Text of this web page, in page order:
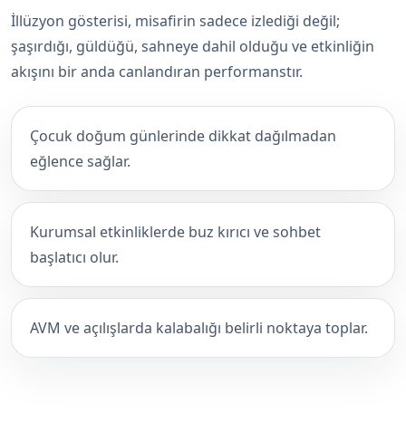
İllüzyon gösterisi, misafirin sadece izlediği değil;
şaşırdığı, güldüğü, sahneye dahil olduğu ve etkinliğin
akışını bir anda canlandıran performanstır.
Çocuk doğum günlerinde dikkat dağılmadan
eğlence sağlar.
Kurumsal etkinliklerde buz kırıcı ve sohbet
başlatıcı olur.
AVM ve açılışlarda kalabalığı belirli noktaya toplar.